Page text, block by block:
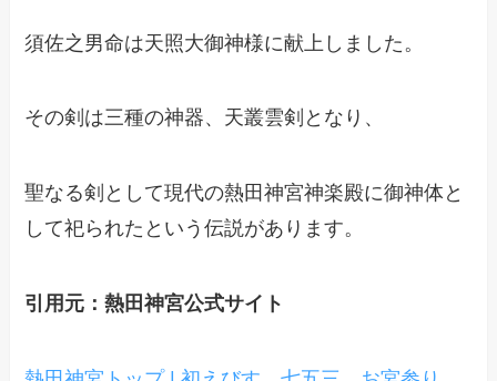
須佐之男命は天照大御神様に献上しました。
その剣は三種の神器、天叢雲剣となり、
聖なる剣として現代の熱田神宮神楽殿に御神体と
して祀られたという伝説があります。
引用元：熱田神宮公式サイト